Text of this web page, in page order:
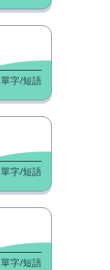
單字/短語
單字/短語
單字/短語